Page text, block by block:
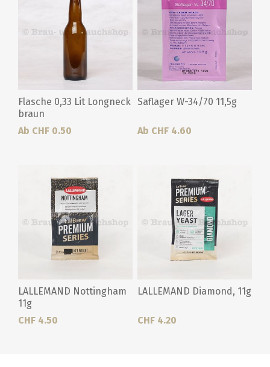
Flasche 0,33 Lit Longneck
braun
Ab CHF 0.50
Saflager W-34/70 11,5g
Ab CHF 4.60
LALLEMAND Nottingham
11g
CHF 4.50
LALLEMAND Diamond, 11g
CHF 4.20